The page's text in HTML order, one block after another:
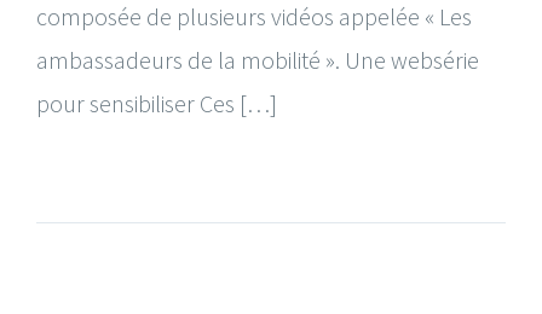
composée de plusieurs vidéos appelée « Les
ambassadeurs de la mobilité ». Une websérie
pour sensibiliser Ces […]